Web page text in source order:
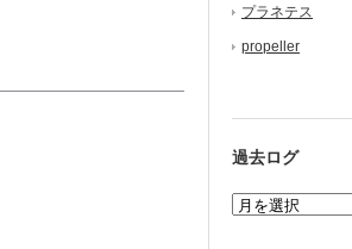
プラネテス
propeller
過去ログ